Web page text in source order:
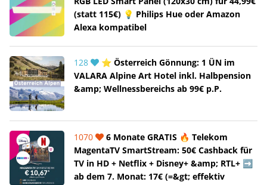
(statt 115€) 💡 Philips Hue oder Amazon
Alexa kompatibel
128
⭐ Österreich Gönnung: 1 ÜN im
VALARA Alpine Art Hotel inkl. Halbpension
&amp; Wellnessbereichs ab 99€ p.P.
1070
6 Monate GRATIS 🔥 Telekom
MagentaTV SmartStream: 50€ Cashback für
TV in HD + Netflix + Disney+ &amp; RTL+ ➡️
ab dem 7. Monat: 17€ (=&gt; effektiv